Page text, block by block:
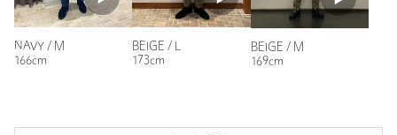
洗濯表示 洗濯機洗い可 洗濯表示について
NAVY / M
166cm
BEIGE / L
173cm
BEIGE / M
169cm